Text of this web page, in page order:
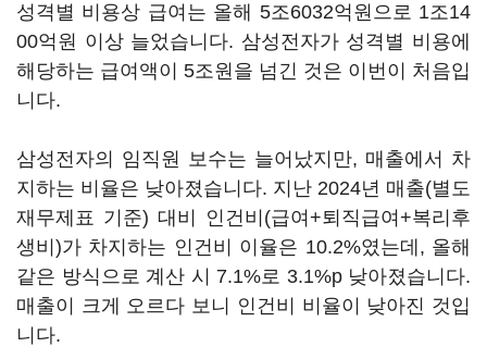
성격별 비용상 급여는 올해 5조6032억원으로 1조14
00억원 이상 늘었습니다. 삼성전자가 성격별 비용에
해당하는 급여액이 5조원을 넘긴 것은 이번이 처음입
니다.
삼성전자의 임직원 보수는 늘어났지만, 매출에서 차
지하는 비율은 낮아졌습니다. 지난 2024년 매출(별도
재무제표 기준) 대비 인건비 (급여 +퇴직급여 +복리후
생비 )가 차지하는 인건비 이율은 10.2%였는데 , 올해
같은 방식으로 계산 시 7.1%로 3.1%p 낮아졌습니다.
매출이 크게 오르다 보니 인건비 비율이 낮아진 것입
니다.